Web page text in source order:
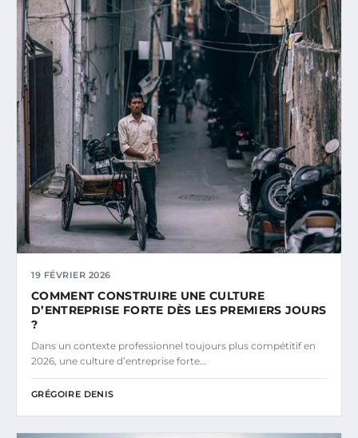
19 FÉVRIER 2026
COMMENT CONSTRUIRE UNE CULTURE
D’ENTREPRISE FORTE DÈS LES PREMIERS JOURS
?
Dans un contexte professionnel toujours plus compétitif en
2026, une culture d’entreprise forte…
GRÉGOIRE DENIS